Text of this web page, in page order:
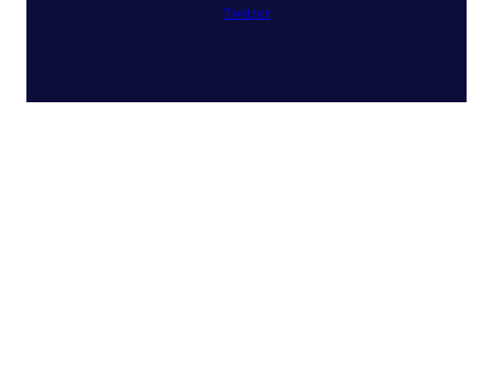
Twitter